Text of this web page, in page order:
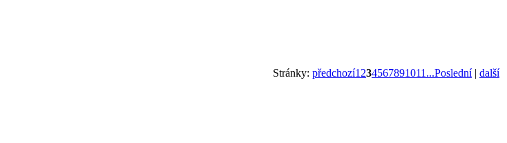
Stránky: předchozí1 234567891011 ...Poslední| další